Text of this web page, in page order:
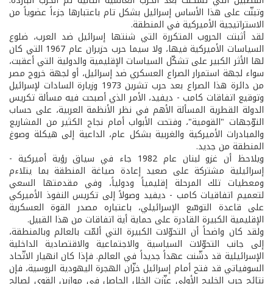
وتبنّت على هذا الأساس إسرائيل بشكل تام باعتبارها جزءاً عضوياً من
الاستراتيجية الأميركية في المنطقة.
لقد أثبتت الحروب المتكررة التي شنتها إسرائيل ضد العرب، ضلوع
السياسات الأميركية فيها، ولا سيما حرب حزيران عام 1967 التي كان
لها الأثر الكبير على تشكّل السياسات الإقليمية والدولية التي أعقبت،
سواء لجهة استمرار الصراع العسكري ضد إسرائيل، أو لجهة خروج مصر
من دائرة هذا الصراع بعد حرب تشرين 1973 وزيارة السادات لإسرائيل
وتوقيع اتفاقات كامب - ديفيد، الأمر الذي أصبحت فيه مسألة تكريس
الدولة القطرية المسألة الأهم في نظر الأنظمة العربية، على حساب
التوّجهات "القومية"، وفتحت الأبواب أمام نجاح الكثير من المشاريع
والمبادرات الأميركية والغربية بشكل عام، الداعية إلى هيكلة وصوغ
المنطقة من جديد.
ويلاحظ أن غزو لبنان عام 1982 جاء في سياق رؤية أميركية -
إسرائيلية مشتركة على صعيد إعادة صياغة المنطقة بما يتلاءم
ومعطيات تلك المرحلة إقليمياً ودولياً، وفي مقدمتها السعي
لتعميم اتفاقيات كامب - ديفيد وصولاً إلى تكريس النفوذ الأميركي
على قاعدة التوسّع الإسرائيلي، باعتباره مصدر القوة العسكرية
الإقليمية الكبيرة القادرة على حماية أية اتفاقات من هذا القبيل.
ولقد كان واضحاً أن التحوّلات الكبيرة التي ألمّت بالعالم وبالمنطقة،
إلى جانب التحوّلات السياسية والاجتماعية والاقتصادية الداخلية
الإسرائيلية قد دشّنت عهداً جديداً في العالم. فإذا كان انهيار الاتّحاد
السوفياتي قد فتح أمام إسرائيل خزّان الهجرة اليهودية الروسية، فإن
نتائج حرب الخليج الأولى عزّزت الخلل الحاصل في موازين القوى لصالح